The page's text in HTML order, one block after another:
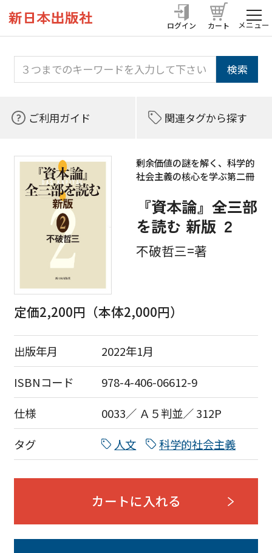
ログイン カート メニュー
ご利用ガイド 関連タグから探す
剰余価値の謎を解く、科学的
社会主義の核心を学ぶ第二冊
『資本論』全三部
を読む 新版 ２
不破哲三=著
定価2,200円（本体2,000円）
出版年月
2022年1月
ISBNコード
978-4-406-06612-9
仕様
0033／ Ａ５判並／ 312P
タグ
人文 科学的社会主義
カートに入れる